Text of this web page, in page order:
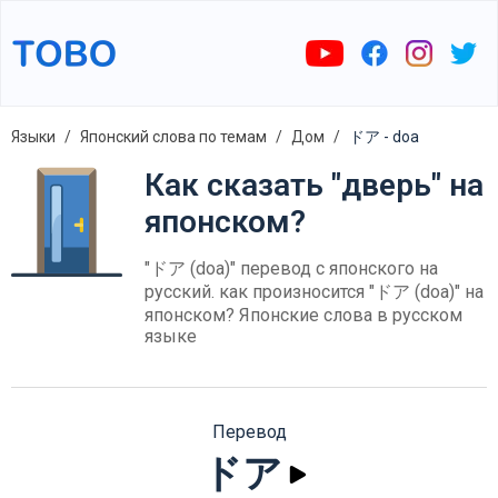
Языки Японский слова по темам Дом ドア - doa
Как сказать "дверь" на
японском?
"ドア (doa)" перевод с японского на
русский. как произносится "ドア (doa)" на
японском? Японские слова в русском
языке
Перевод
ドア